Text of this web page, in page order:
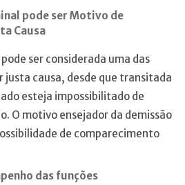
pode ser Motivo de
Causa
ser considerada uma das
justa causa, desde que transitada
esteja impossibilitado de
O motivo ensejador da demissão
de comparecimento
das funções